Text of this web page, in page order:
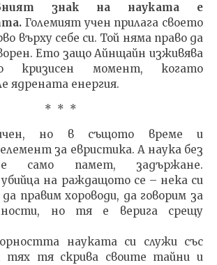
знак на науката е
Големият учен прилага своето
върху себе си. Той няма право да
Ето защо Айнщайн изживява
кризисен момент, когато
ядрената енергия.
* * *
но в същото време и
за евристика. А наука без
е само памет, задържане.
на раждащото се – нека си
правим хороводи, да говорим за
но тя е верига срещу
науката си служи със
тях тя скрива своите тайни и